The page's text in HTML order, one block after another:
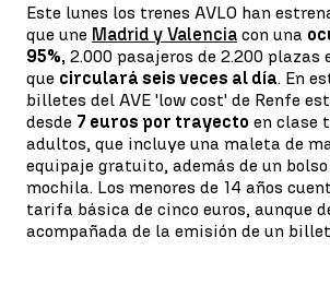
Este lunes los trenes AVLO han
que une Madrid y Valencia con una
95%, 2.000 pasajeros de 2.200 plazas
que circulará seis veces al día. En
billetes del AVE 'low cost' de Renfe
desde 7 euros por trayecto en clase
adultos, que incluye una maleta de
equipaje gratuito, además de un bolso
mochila. Los menores de 14 años
tarifa básica de cinco euros, aunque
acompañada de la emisión de un